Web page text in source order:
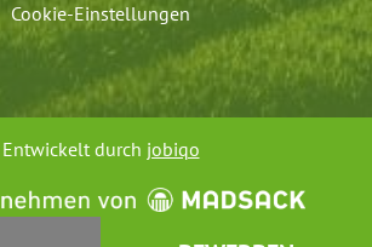
Cookie-Einstellungen
Entwickelt durch jobiqo